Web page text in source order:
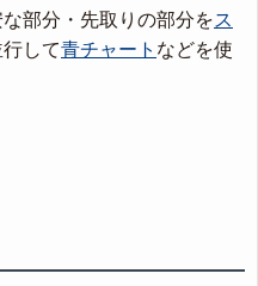
部分・先取りの部分をス
して青チャート などを使